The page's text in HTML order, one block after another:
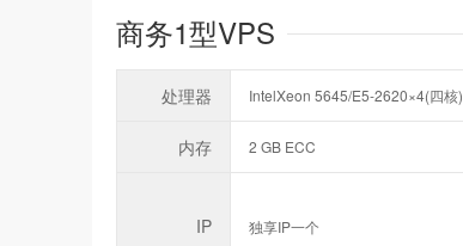
商务1型VPS
处理器 IntelXeon 5645/E5-2620×4(四核)
内存 2 GB ECC
IP 独享IP一个